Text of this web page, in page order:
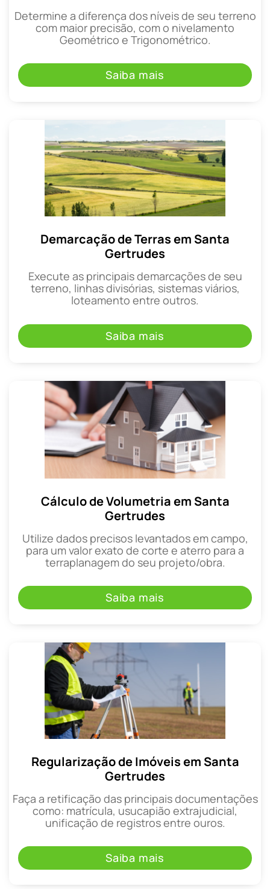
Determine a diferença dos níveis de seu terreno
com maior precisão, com o nivelamento
Geométrico e Trigonométrico.
Saiba mais
Demarcação de Terras em Santa
Gertrudes
Execute as principais demarcações de seu
terreno, linhas divisórias, sistemas viários,
loteamento entre outros.
Saiba mais
Cálculo de Volumetria em Santa
Gertrudes
Utilize dados precisos levantados em campo,
para um valor exato de corte e aterro para a
terraplanagem do seu projeto/obra.
Saiba mais
Regularização de Imóveis em Santa
Gertrudes
Faça a retificação das principais documentações
como: matrícula, usucapião extrajudicial,
unificação de registros entre ouros.
Saiba mais